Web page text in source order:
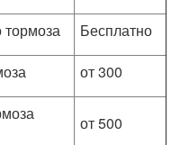
тормоза
Бесплатно
от 300
от 500